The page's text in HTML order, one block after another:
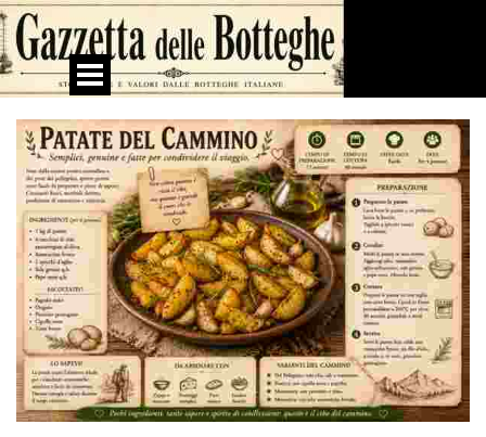
Vai ai contenuti
Salta menù